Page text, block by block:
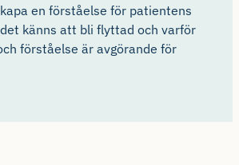
en förståelse för patientens
känns att bli flyttad och varför
förståelse är avgörande för